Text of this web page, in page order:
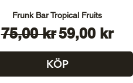
Frunk Bar Tropical Fruits
Ordinarie pris
75,00 krReapris
59,00 kr
KÖP